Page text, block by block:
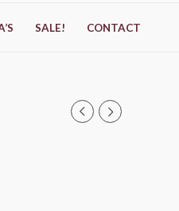
SALE! CONTACT